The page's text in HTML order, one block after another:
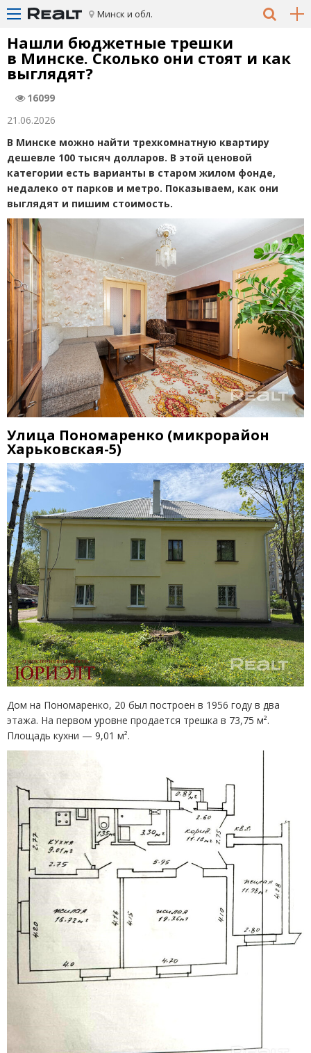
Минск и обл.
Нашли бюджетные трешки
в Минске. Сколько они стоят и как
выглядят?
16099
21.06.2026
В Минске можно найти трехкомнатную квартиру
дешевле 100 тысяч долларов. В этой ценовой
категории есть варианты в старом жилом фонде,
недалеко от парков и метро. Показываем, как они
выглядят и пишим стоимость.
Улица Пономаренко (микрорайон
Харьковская-5)
Дом на Пономаренко, 20 был построен в 1956 году в два
этажа. На первом уровне продается трешка в 73,75 м².
Площадь кухни — 9,01 м².